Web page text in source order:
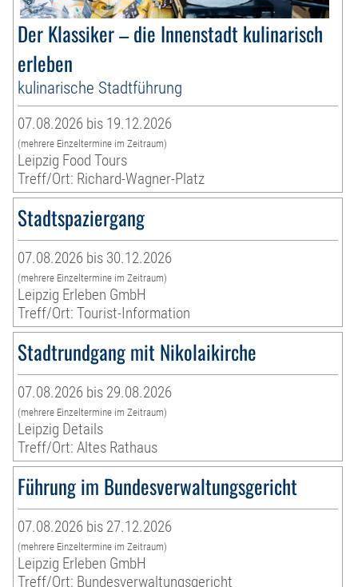
Der Klassiker – die Innenstadt kulinarisch
erleben
kulinarische Stadtführung
07.08.2026 bis 19.12.2026
(mehrere Einzeltermine im Zeitraum)
Leipzig Food Tours
Treff/Ort: Richard-Wagner-Platz
Stadtspaziergang
07.08.2026 bis 30.12.2026
(mehrere Einzeltermine im Zeitraum)
Leipzig Erleben GmbH
Treff/Ort: Tourist-Information
Stadtrundgang mit Nikolaikirche
07.08.2026 bis 29.08.2026
(mehrere Einzeltermine im Zeitraum)
Leipzig Details
Treff/Ort: Altes Rathaus
Führung im Bundesverwaltungsgericht
07.08.2026 bis 27.12.2026
(mehrere Einzeltermine im Zeitraum)
Leipzig Erleben GmbH
Treff/Ort: Bundesverwaltungsgericht